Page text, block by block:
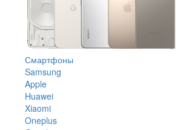
Смартфоны
Samsung
Apple
Huawei
Xiaomi
Oneplus